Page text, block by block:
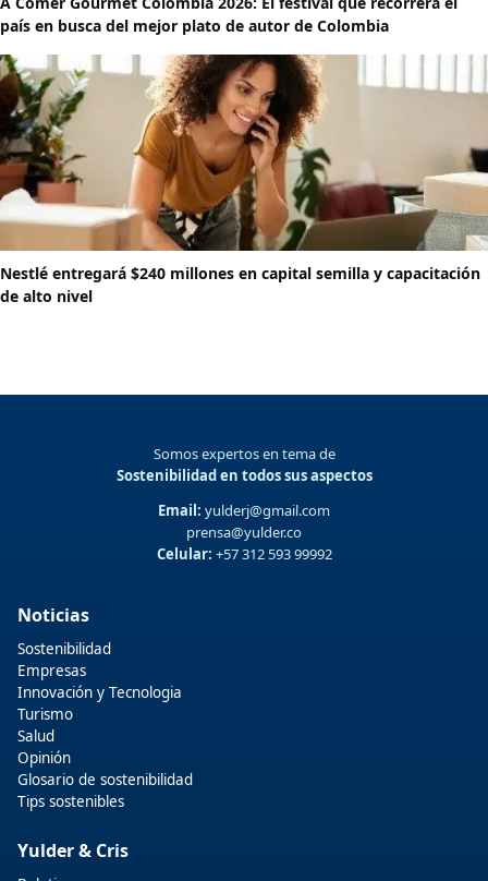
país en busca del mejor plato de autor de Colombia
Nestlé entregará $240 millones en capital semilla y capacitación
de alto nivel
Somos expertos en tema de
Sostenibilidad en todos sus aspectos
Email: yulderj@gmail.com
prensa@yulder.co
Celular: +57 312 593 99992
Noticias
Sostenibilidad
Empresas
Innovación y Tecnologia
Turismo
Salud
Opinión
Glosario de sostenibilidad
Tips sostenibles
Yulder & Cris